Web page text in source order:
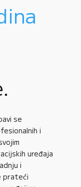
se
i
uređaja
i
prateći